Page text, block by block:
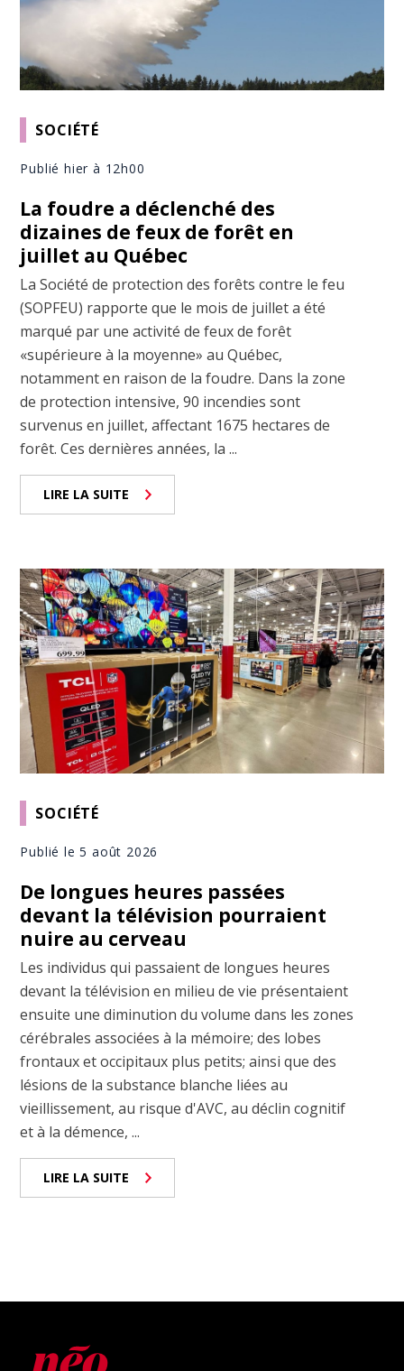
SOCIÉTÉ
Publié hier à 12h00
La foudre a déclenché des
dizaines de feux de forêt en
juillet au Québec
La Société de protection des forêts contre le feu
(SOPFEU) rapporte que le mois de juillet a été
marqué par une activité de feux de forêt
«supérieure à la moyenne» au Québec,
notamment en raison de la foudre. Dans la zone
de protection intensive, 90 incendies sont
survenus en juillet, affectant 1675 hectares de
forêt. Ces dernières années, la ...
LIRE LA SUITE
SOCIÉTÉ
Publié le 5 août 2026
De longues heures passées
devant la télévision pourraient
nuire au cerveau
Les individus qui passaient de longues heures
devant la télévision en milieu de vie présentaient
ensuite une diminution du volume dans les zones
cérébrales associées à la mémoire; des lobes
frontaux et occipitaux plus petits; ainsi que des
lésions de la substance blanche liées au
vieillissement, au risque d'AVC, au déclin cognitif
et à la démence, ...
LIRE LA SUITE